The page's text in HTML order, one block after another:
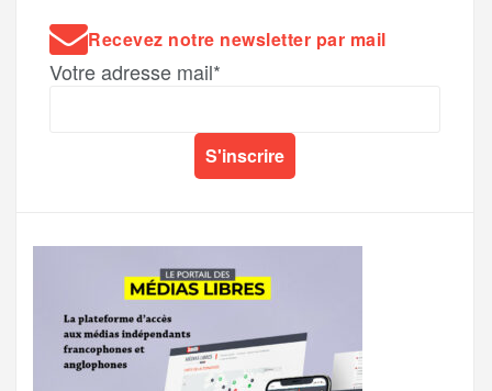
Recevez notre newsletter par mail
Votre adresse mail*